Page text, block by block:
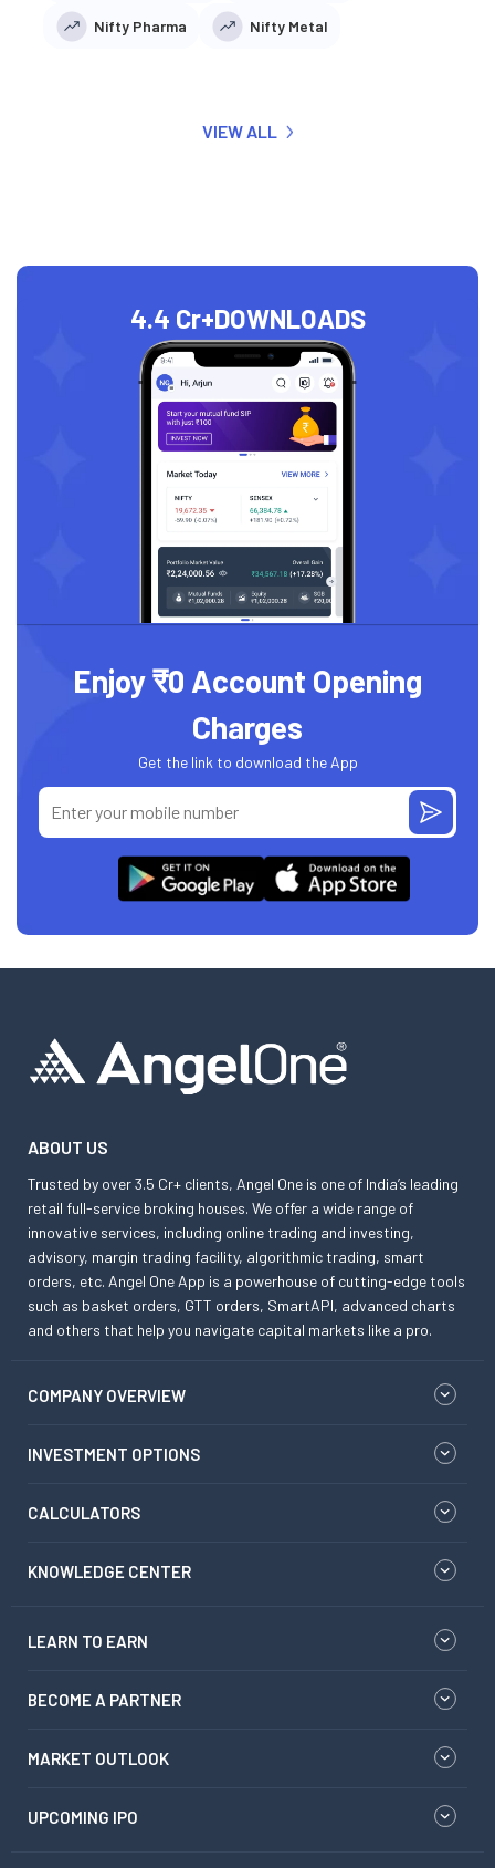
Nifty Pharma Nifty Metal
VIEW ALL
4.4 Cr+DOWNLOADS
Enjoy ₹0 Account Opening
Charges
Get the link to download the App
ABOUT US
Trusted by over 3.5 Cr+ clients, Angel One is one of India’s leading
retail full-service broking houses. We offer a wide range of
innovative services, including online trading and investing,
advisory, margin trading facility, algorithmic trading, smart
orders, etc. Angel One App is a powerhouse of cutting-edge tools
such as basket orders, GTT orders, SmartAPI, advanced charts
and others that help you navigate capital markets like a pro.
COMPANY OVERVIEW
INVESTMENT OPTIONS
CALCULATORS
KNOWLEDGE CENTER
LEARN TO EARN
BECOME A PARTNER
MARKET OUTLOOK
UPCOMING IPO